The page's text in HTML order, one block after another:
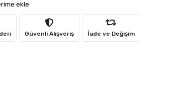
ekle
Güvenli Alışveriş İade ve Değişim